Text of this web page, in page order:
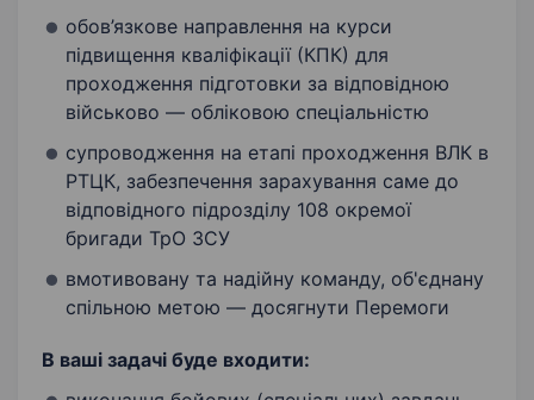
обов’язкове направлення на курси
підвищення кваліфікації (КПК) для
проходження підготовки за відповідною
військово — обліковою спеціальністю
супроводження на етапі проходження ВЛК в
РТЦК, забезпечення зарахування саме до
відповідного підрозділу 108 окремої
бригади ТрО ЗСУ
вмотивовану та надійну команду, об'єднану
спільною метою — досягнути Перемоги
В ваші задачі буде входити: